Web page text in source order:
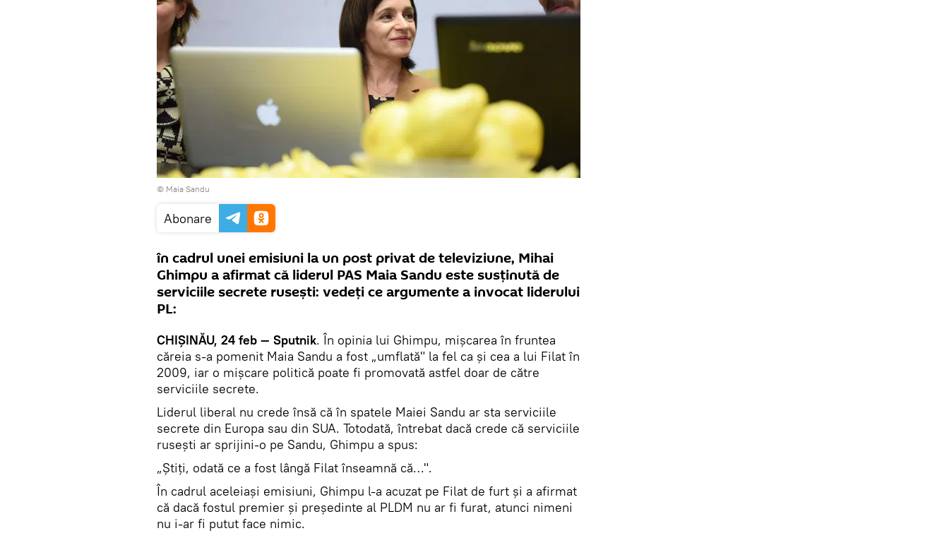
© Maia Sandu
Abonare
în cadrul unei emisiuni la un post privat de televiziune, Mihai
Ghimpu a afirmat că liderul PAS Maia Sandu este susținută de
serviciile secrete rusești: vedeți ce argumente a invocat liderului
PL:
CHIȘINĂU, 24 feb — Sputnik. În opinia lui Ghimpu, mișcarea în fruntea
căreia s-a pomenit Maia Sandu a fost „umflată" la fel ca și cea a lui Filat în
2009, iar o mișcare politică poate fi promovată astfel doar de către
serviciile secrete.
Liderul liberal nu crede însă că în spatele Maiei Sandu ar sta serviciile
secrete din Europa sau din SUA. Totodată, întrebat dacă crede că serviciile
rusești ar sprijini-o pe Sandu, Ghimpu a spus:
„Știți, odată ce a fost lângă Filat înseamnă că…".
În cadrul aceleiași emisiuni, Ghimpu l-a acuzat pe Filat de furt și a afirmat
că dacă fostul premier și președinte al PLDM nu ar fi furat, atunci nimeni
nu i-ar fi putut face nimic.